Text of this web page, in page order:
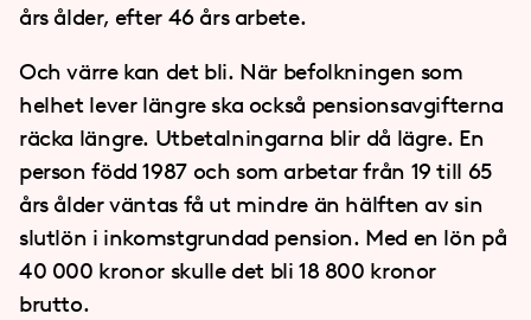
års ålder, efter 46 års arbete.
Och värre kan det bli. När befolkningen som
helhet lever längre ska också pensionsavgifterna
räcka längre. Utbetalningarna blir då lägre. En
person född 1987 och som arbetar från 19 till 65
års ålder väntas få ut mindre än hälften av sin
slutlön i inkomstgrundad pension. Med en lön på
40 000 kronor skulle det bli 18 800 kronor
brutto.